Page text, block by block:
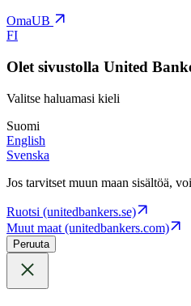
OmaUB
FI
Olet sivustolla United
Valitse haluamasi kieli
Suomi
English
Svenska
Jos tarvitset muun maan sisältöä,
Ruotsi (unitedbankers.se)
Muut maat (unitedbankers.com)
Peruuta